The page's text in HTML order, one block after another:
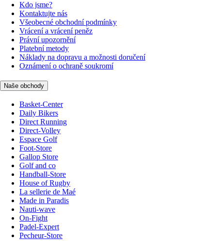
Kdo jsme?
Kontaktujte nás
Všeobecné obchodní podmínky
Vrácení a vrácení peněz
Právní upozornění
Platební metody
Náklady na dopravu a možnosti doručení
Oznámení o ochraně soukromí
Naše obchody
Basket-Center
Daily Bikers
Direct Running
Direct-Volley
Espace Golf
Foot-Store
Gallop Store
Golf and co
Handball-Store
House of Rugby
La sellerie de Maé
Made in Paradis
Nauti-wave
On-Fight
Padel-Expert
Pecheur-Store